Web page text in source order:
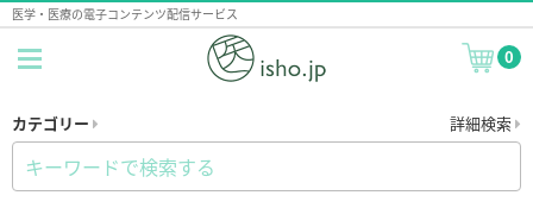
医学・医療の電子コンテンツ配信サービス
0
カテゴリー 詳細検索